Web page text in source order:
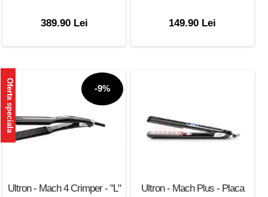
389.90 Lei 149.90 Lei
Oferta speciala -9%
Ultron - Mach 4 Crimper - "L"
Ultron - Mach Plus - Placa